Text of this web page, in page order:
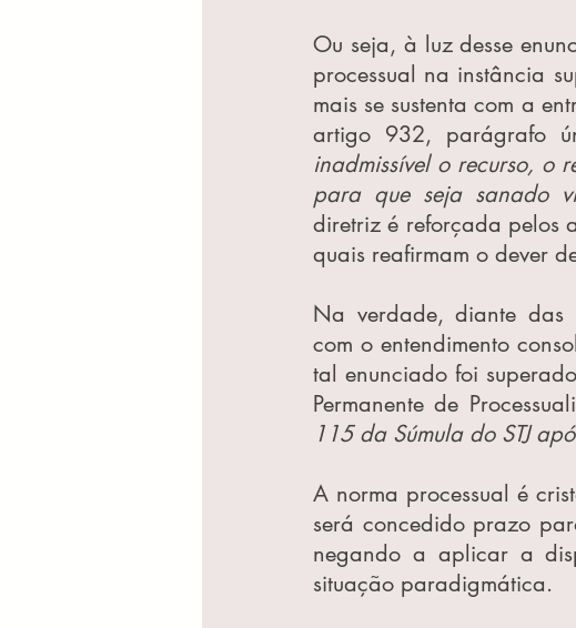
Ou seja, à luz desse
processual na instância
mais se sustenta com a
artigo 932, parágrafo
inadmissível o recurso, o
para que seja sanado
diretriz é reforçada pelos
quais reafirmam o dever
Na verdade, diante das
com o entendimento
tal enunciado foi
Permanente de
115 da Súmula do STJ
A norma processual é
será concedido prazo
negando a aplicar a
situação paradigmática.